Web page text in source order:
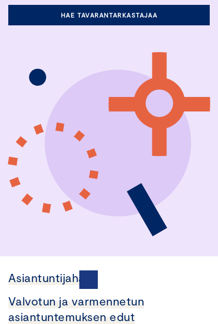
HAE TAVARANTARKASTAJAA
Asiantuntijahaku
Valvotun ja varmennetun
asiantuntemuksen edut